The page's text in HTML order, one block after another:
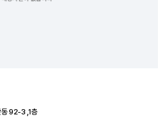
동 92-3 ,1층